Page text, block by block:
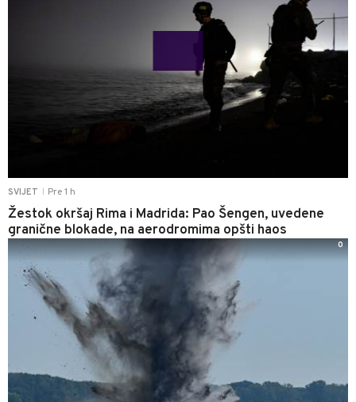
SVIJET Pre 1 h
Žestok okršaj Rima i Madrida: Pao Šengen, uvedene
granične blokade, na aerodromima opšti haos
0